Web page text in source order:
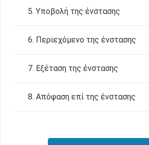
5. Υποβολή της ένστασης
6. Περιεχόμενο της ένστασης
7. Εξέταση της ένστασης
8. Απόφαση επί της ένστασης